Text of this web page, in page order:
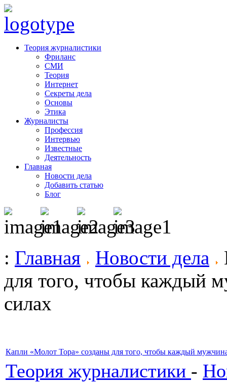
Теория журналистики
Фриланс
СМИ
Теория
Интернет
Секреты дела
Основы
Этика
Журналисты
Профессия
Интервью
Известные
Деятельность
Главная
Новости дела
Добавить статью
Блог
: Главная Новости дела
для того, чтобы каждый
силах
Капли «Молот Тора» созданы для того, чтобы каждый
Теория журналистики -